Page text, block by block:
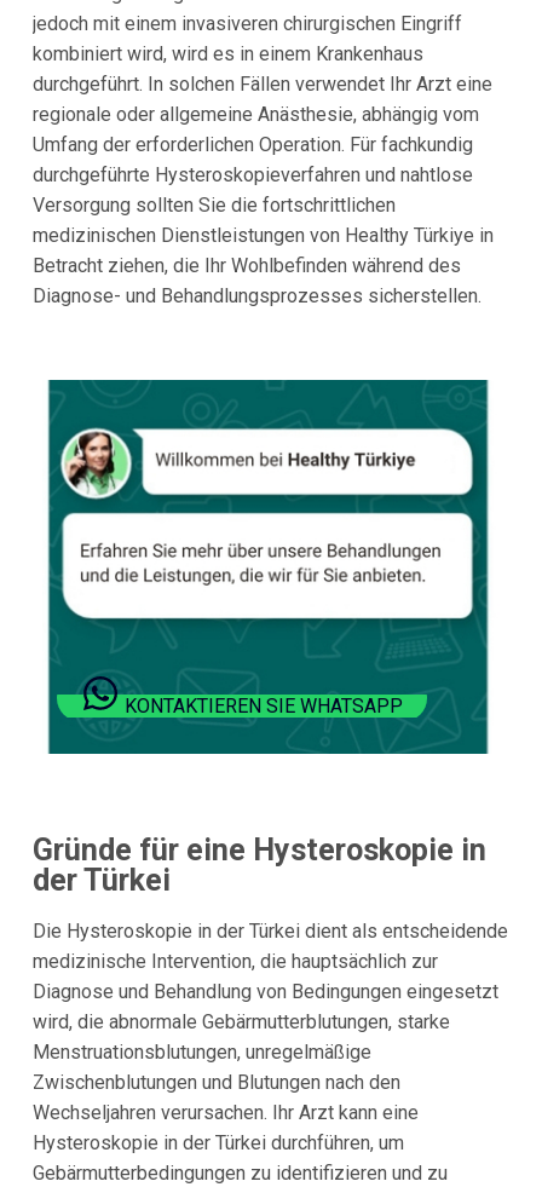
jedoch mit einem invasiveren chirurgischen Eingriff
kombiniert wird, wird es in einem Krankenhaus
durchgeführt. In solchen Fällen verwendet Ihr Arzt eine
regionale oder allgemeine Anästhesie, abhängig vom
Umfang der erforderlichen Operation. Für fachkundig
durchgeführte Hysteroskopieverfahren und nahtlose
Versorgung sollten Sie die fortschrittlichen
medizinischen Dienstleistungen von Healthy Türkiye in
Betracht ziehen, die Ihr Wohlbefinden während des
Diagnose- und Behandlungsprozesses sicherstellen.
KONTAKTIEREN SIE WHATSAPP
Gründe für eine Hysteroskopie in
der Türkei
Die Hysteroskopie in der Türkei dient als entscheidende
medizinische Intervention, die hauptsächlich zur
Diagnose und Behandlung von Bedingungen eingesetzt
wird, die abnormale Gebärmutterblutungen, starke
Menstruationsblutungen, unregelmäßige
Zwischenblutungen und Blutungen nach den
Wechseljahren verursachen. Ihr Arzt kann eine
Hysteroskopie in der Türkei durchführen, um
Gebärmutterbedingungen zu identifizieren und zu